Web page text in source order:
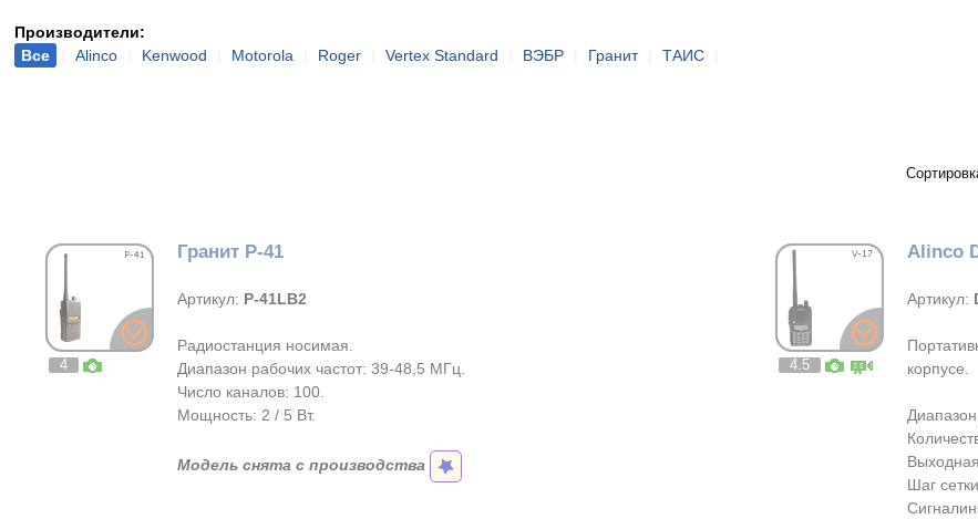
Производители:
Все
Alinco Kenwood Motorola Roger Vertex Standard ВЭБР Гранит ТАИС
4
Гранит Р-41
Артикул: Р-41LB2
Радиостанция носимая.
Диапазон рабочих частот: 39-48,5 МГц.
Число каналов: 100.
Мощность: 2 / 5 Вт.
Модель снята с производства
4.5
Alinco
Артикул:
корпусе.
Шаг